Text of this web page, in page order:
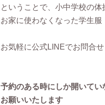
ということで、小中学校の
お家に使わなくなった学生
お気軽に公式LINEでお問合
予約のある時にしか開いて
お願いいたします